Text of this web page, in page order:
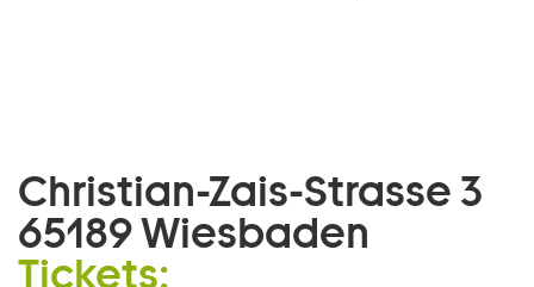
Christian-Zais-Strasse 3
65189 Wiesbaden
Tickets: